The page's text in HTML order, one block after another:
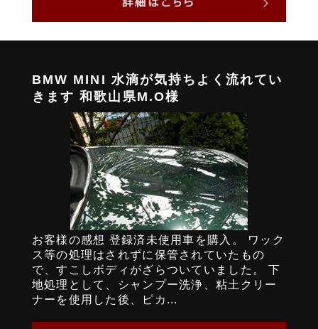
BMW MINI 水滴が気持ちよく流れてい
きます 和歌山県M.O様
お客様の感想 登録済未使用車を購入。 ワック
ス等の処理はされずに保管されていたもの
で、すこしボディがざらついていました。 下
地処理として、シャンプー洗浄、粘土クリー
ナーを使用した後、ピカ...